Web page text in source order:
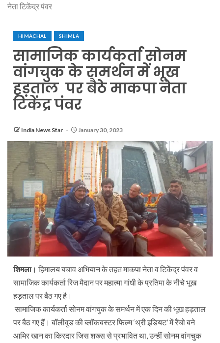
नेता टिकेंद्र पंवर
HIMACHAL SHIMLA
सामाजिक कार्यकर्ता सोनम
वांगचुक के समर्थन में भूख
हड़ताल पर बैठे माकपा नेता
टिकेंद्र पंवर
India News Star January 30, 2023
शिमला। हिमालय बचाव अभियान के तहत माकपा नेता व टिकेंद्र पंवर व
सामाजिक कार्यकर्ता रिज मैदान पर महात्मा गांधी के प्रतिमा के नीचे भूख
हड़ताल पर बैठ गए है।
सामाजिक कार्यकर्ता सोनम वांगचुक के समर्थन में एक दिन की भूख हड़ताल
पर बैठ गए हैं। बॉलीवुड की ब्लॉकबस्टर फिल्म ‘थ्री इडियट’ में रैंचो बने
आमिर खान का किरदार जिस शख्स से प्रभावित था, उन्हीं सोनम वांगचुक